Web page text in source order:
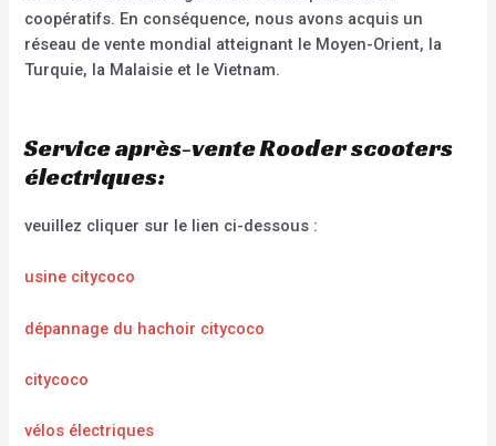
coopératifs. En conséquence, nous avons acquis un
réseau de vente mondial atteignant le Moyen-Orient, la
Turquie, la Malaisie et le Vietnam.
Service après-vente Rooder scooters
électriques:
veuillez cliquer sur le lien ci-dessous :
usine citycoco
dépannage du hachoir citycoco
citycoco
vélos électriques